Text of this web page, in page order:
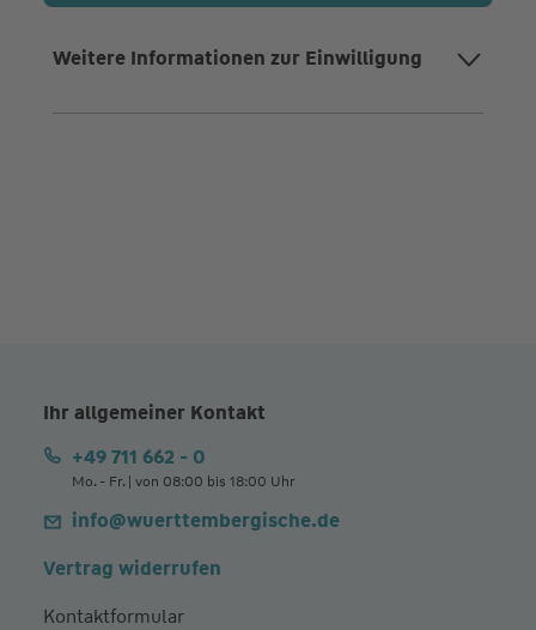
Weitere Informationen zur Einwilligung
Ihr allgemeiner Kontakt
+49 711 662 - 0
Mo. - Fr. | von 08:00 bis 18:00 Uhr
info@wuerttembergische.de
Vertrag widerrufen
Kontaktformular